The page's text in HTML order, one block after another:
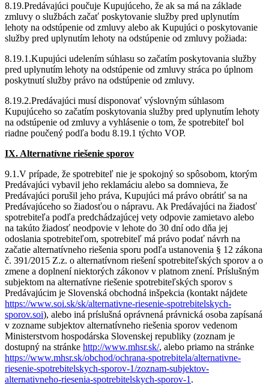
8.19.Predávajúci poučuje Kupujúceho, že ak sa má na základe
zmluvy o službách začať poskytovanie služby pred uplynutím
lehoty na odstúpenie od zmluvy alebo ak Kupujúci o poskytovanie
služby pred uplynutím lehoty na odstúpenie od zmluvy požiada:
8.19.1.Kupujúci udelením súhlasu so začatím poskytovania služby
pred uplynutím lehoty na odstúpenie od zmluvy stráca po úplnom
poskytnutí služby právo na odstúpenie od zmluvy.
8.19.2.Predávajúci musí disponovať výslovným súhlasom
Kupujúceho so začatím poskytovania služby pred uplynutím lehoty
na odstúpenie od zmluvy a vyhlásenie o tom, že spotrebiteľ bol
riadne poučený podľa bodu 8.19.1 týchto VOP.
IX. Alternatívne riešenie sporov
9.1.V prípade, že spotrebiteľ nie je spokojný so spôsobom, ktorým
Predávajúci vybavil jeho reklamáciu alebo sa domnieva, že
Predávajúci porušil jeho práva, Kupujúci má právo obrátiť sa na
Predávajúceho so žiadosťou o nápravu. Ak Predávajúci na žiadosť
spotrebiteľa podľa predchádzajúcej vety odpovie zamietavo alebo
na takúto žiadosť neodpovie v lehote do 30 dní odo dňa jej
odoslania spotrebiteľom, spotrebiteľ má právo podať návrh na
začatie alternatívneho riešenia sporu podľa ustanovenia § 12 zákona
č. 391/2015 Z.z. o alternatívnom riešení spotrebiteľských sporov a o
zmene a doplnení niektorých zákonov v platnom znení. Príslušným
subjektom na alternatívne riešenie spotrebiteľských sporov s
Predávajúcim je Slovenská obchodná inšpekcia (kontakt nájdete
https://www.soi.sk/sk/alternativne-riesenie-spotrebitelskych-
sporov.soi), alebo iná príslušná oprávnená právnická osoba zapísaná
v zozname subjektov alternatívneho riešenia sporov vedenom
Ministerstvom hospodárska Slovenskej republiky (zoznam je
dostupný na stránke http://www.mhsr.sk/, alebo priamo na stránke
https://www.mhsr.sk/obchod/ochrana-spotrebitela/alternativne-
riesenie-spotrebitelskych-sporov-1/zoznam-subjektov-
alternativneho-riesenia-spotrebitelskych-sporov-1 .